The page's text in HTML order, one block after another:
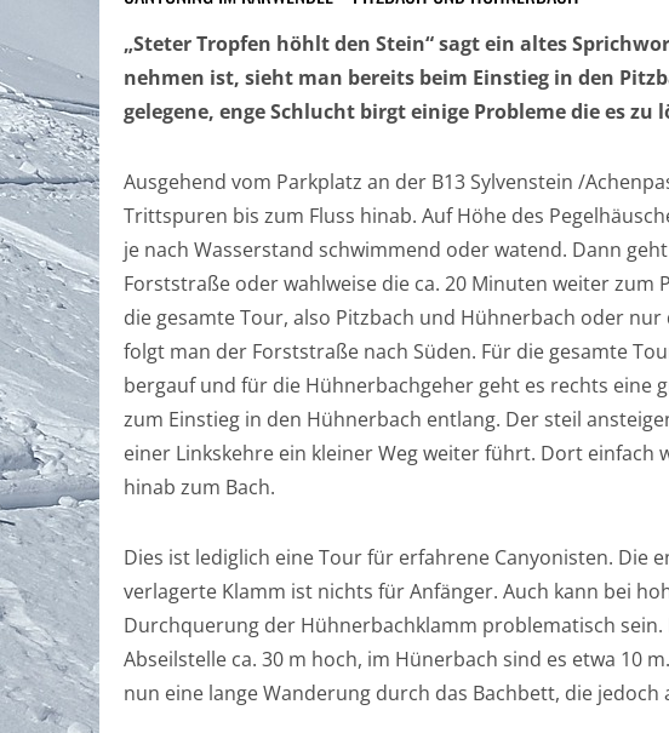
„Steter Tropfen höhlt den Stein“ sagt ein altes
nehmen ist, sieht man bereits beim Einstieg in den
gelegene, enge Schlucht birgt einige Probleme die es zu
Ausgehend vom Parkplatz an der B13 Sylvenstein /
Trittspuren bis zum Fluss hinab. Auf Höhe des
je nach Wasserstand schwimmend oder watend. Dann
Forststraße oder wahlweise die ca. 20 Minuten weiter zum
die gesamte Tour, also Pitzbach und Hühnerbach oder
folgt man der Forststraße nach Süden. Für die gesamte
bergauf und für die Hühnerbachgeher geht es rechts eine
zum Einstieg in den Hühnerbach entlang. Der steil
einer Linkskehre ein kleiner Weg weiter führt. Dort einfach
hinab zum Bach.
Dies ist lediglich eine Tour für erfahrene Canyonisten. Die
verlagerte Klamm ist nichts für Anfänger. Auch kann bei
Durchquerung der Hühnerbachklamm problematisch
Abseilstelle ca. 30 m hoch, im Hünerbach sind es etwa 10
nun eine lange Wanderung durch das Bachbett, die jedoch